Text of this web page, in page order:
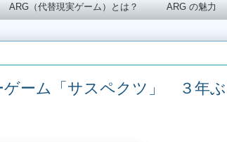
ARG（代替現実ゲーム）とは？ ARG の魅力
ゲーム「サスペクツ」 ３年ぶ